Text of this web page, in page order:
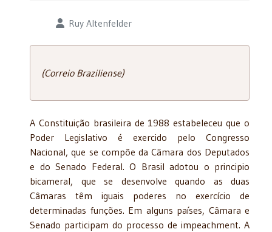
Detalhes Ruy Altenfelder
(Correio Braziliense)
A Constituição brasileira de 1988 estabeleceu que o
Poder Legislativo é exercido pelo Congresso
Nacional, que se compõe da Câmara dos Deputados
e do Senado Federal. O Brasil adotou o principio
bicameral, que se desenvolve quando as duas
Câmaras têm iguais poderes no exercício de
determinadas funções. Em alguns países, Câmara e
Senado participam do processo de impeachment. A